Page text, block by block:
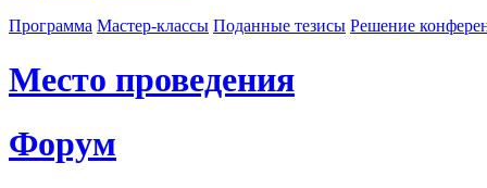
Программа Мастер-классы Поданные тезисы Решение
Место проведения
Форум